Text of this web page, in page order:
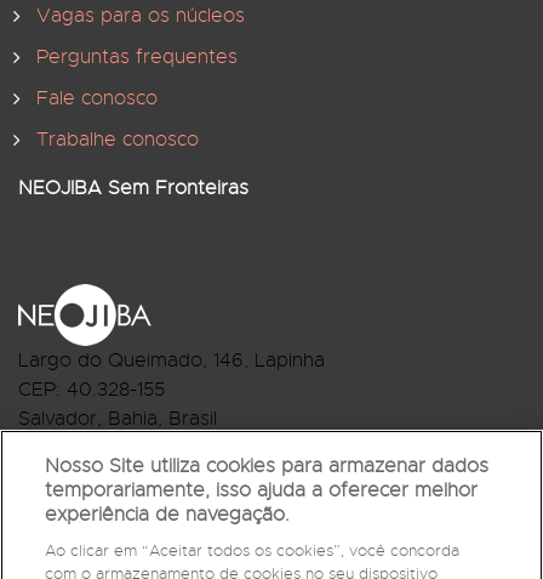
Vagas para os núcleos
Perguntas frequentes
Fale conosco
Trabalhe conosco
NEOJIBA Sem Fronteiras
Largo do Queimado, 146, Lapinha
CEP: 40.328-155
Salvador, Bahia, Brasil
R.Monte Castelo Nº 62, Bairro Barbalho
CEP: 40.301-210
Salvador, Bahia, Brasil
Nosso Site utiliza cookies para armazenar dados
temporariamente, isso ajuda a oferecer melhor
experiência de navegação.
Ao clicar em “Aceitar todos os cookies”, você concorda
com o armazenamento de cookies no seu dispositivo